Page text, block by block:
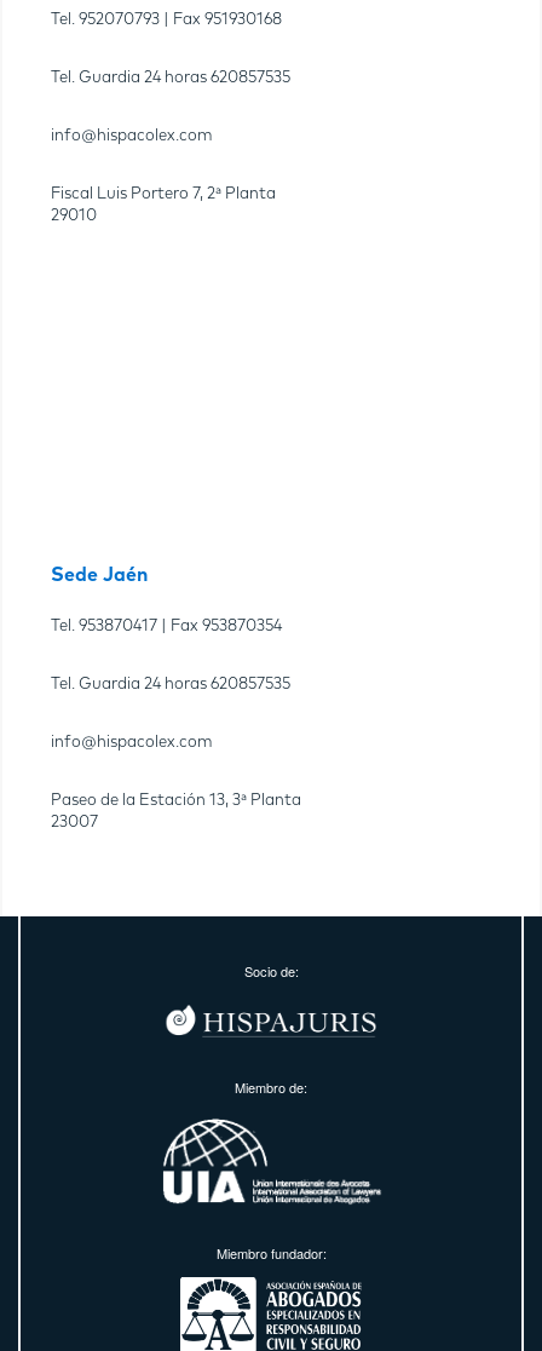
Tel. 952070793 | Fax 951930168
Tel. Guardia 24 horas 620857535
info@hispacolex.com
Fiscal Luis Portero 7, 2ª Planta
29010
Sede Jaén
Tel. 953870417 | Fax 953870354
Tel. Guardia 24 horas 620857535
info@hispacolex.com
Paseo de la Estación 13, 3ª Planta
23007
Socio de:
Miembro de:
Miembro fundador: